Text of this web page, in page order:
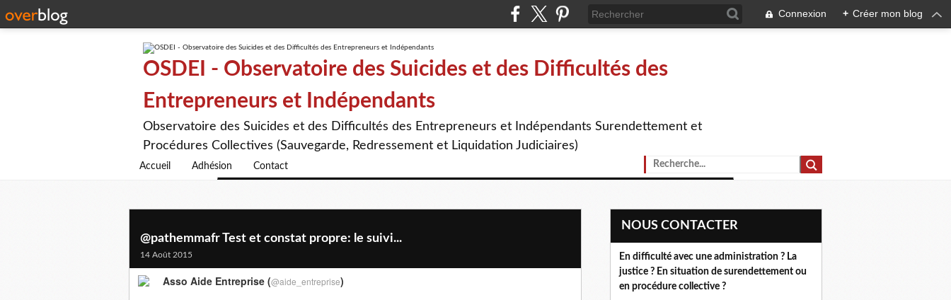
Connexion + Créer mon blog
OSDEI - Observatoire des Suicides et des Difficultés des
Entrepreneurs et Indépendants
Observatoire des Suicides et des Difficultés des Entrepreneurs et Indépendants Surendettement et
Procédures Collectives (Sauvegarde, Redressement et Liquidation Judiciaires)
Accueil Adhésion Contact
@pathemmafr Test et constat propre: le suivi...
14 Août 2015
Asso Aide Entreprise (@aide_entreprise)
NOUS CONTACTER
En difficulté avec une administration ? La
justice ? En situation de surendettement ou
en procédure collective ?